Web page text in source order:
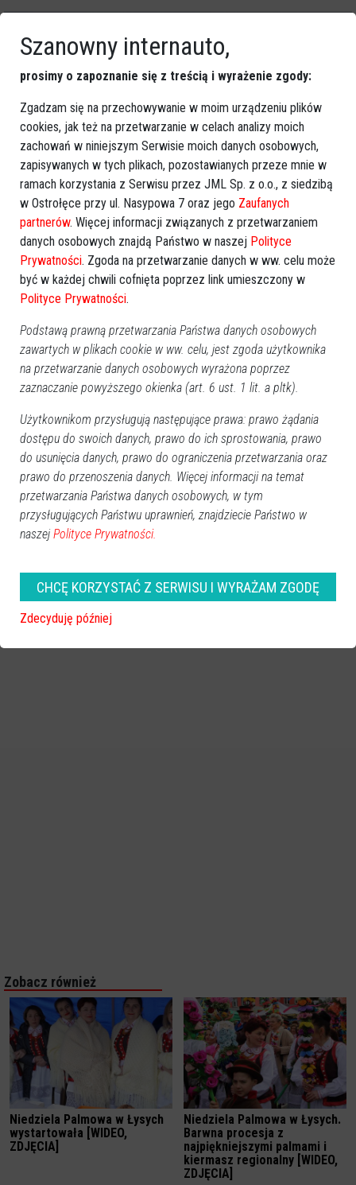
zobacz więcej zdjęć
Zobacz również
Niedziela Palmowa w Łysych
wystartowała [WIDEO,
ZDJĘCIA]
Niedziela Palmowa w Łysych.
Barwna procesja z
najpiękniejszymi palmami i
kiermasz regionalny [WIDEO,
ZDJĘCIA]
Szanowny internauto,
prosimy o zapoznanie się z treścią i wyrażenie zgody:
Zgadzam się na przechowywanie w moim urządzeniu plików
cookies, jak też na przetwarzanie w celach analizy moich
zachowań w niniejszym Serwisie moich danych osobowych,
zapisywanych w tych plikach, pozostawianych przeze mnie w
ramach korzystania z Serwisu przez JML Sp. z o.o., z siedzibą
w Ostrołęce przy ul. Nasypowa 7 oraz jego Zaufanych
partnerów. Więcej informacji związanych z przetwarzaniem
danych osobowych znajdą Państwo w naszej Polityce
Prywatności. Zgoda na przetwarzanie danych w ww. celu może
być w każdej chwili cofnięta poprzez link umieszczony w
Polityce Prywatności.
Podstawą prawną przetwarzania Państwa danych osobowych
zawartych w plikach cookie w ww. celu, jest zgoda użytkownika
na przetwarzanie danych osobowych wyrażona poprzez
zaznaczanie powyższego okienka (art. 6 ust. 1 lit. a pltk).
Użytkownikom przysługują następujące prawa: prawo żądania
dostępu do swoich danych, prawo do ich sprostowania, prawo
do usunięcia danych, prawo do ograniczenia przetwarzania oraz
prawo do przenoszenia danych. Więcej informacji na temat
przetwarzania Państwa danych osobowych, w tym
przysługujących Państwu uprawnień, znajdziecie Państwo w
naszej Polityce Prywatności.
CHCĘ KORZYSTAĆ Z SERWISU I WYRAŻAM ZGODĘ
Zdecyduję później